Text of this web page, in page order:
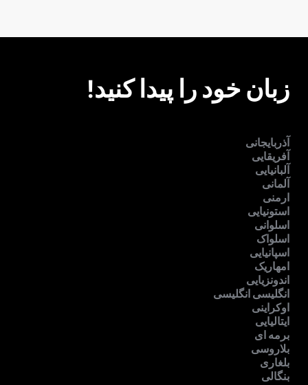
زبان خود را پیدا کنید!
آذربایجانی
آفریقایی
آلبانیایی
آلمانی
ارمنی
استونیایی
اسلوانی
اسلواک
اسپانیایی
امهاریک
اندونزیایی
انگلیسی انگلیسی
اوکراینی
ایتالیایی
برمه ای
بلاروسی
بلغاری
بنگالی